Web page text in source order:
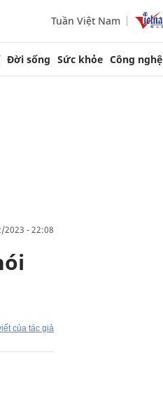
Tuần Việt Nam
Đời sống Sức khỏe Công nghệ
2023 - 22:08
của tác giả